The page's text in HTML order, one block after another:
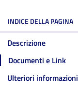
INDICE DELLA PAGINA
Descrizione
Documenti e Link
Ulteriori informazioni